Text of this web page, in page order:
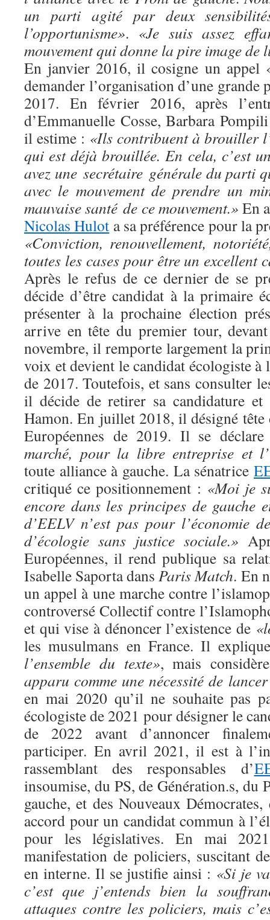
un parti agité par deux
l’opportunisme». «Je suis assez
mouvement qui donne la pire image de
En janvier 2016, il cosigne un appel
demander l’organisation d’une grande
2017. En février 2016, après
d’Emmanuelle Cosse, Barbara
il estime : «Ils contribuent à brouiller
qui est déjà brouillée. En cela, c’est
avez une secrétaire générale du parti
avec le mouvement de prendre un
mauvaise santé de ce mouvement.» En
Nicolas Hulot a sa préférence pour la
«Conviction, renouvellement,
toutes les cases pour être un excellent
Après le refus de ce dernier de se
décide d’être candidat à la primaire
présenter à la prochaine élection
arrive en tête du premier tour,
novembre, il remporte largement la
voix et devient le candidat écologiste à
de 2017. Toutefois, et sans consulter
il décide de retirer sa candidature
Hamon. En juillet 2018, il désigné
Européennes de 2019. Il se
marché, pour la libre entreprise et
toute alliance à gauche. La sénatrice
critiqué ce positionnement : «Moi je
encore dans les principes de gauche
d’EELV n’est pas pour l’économie
d’écologie sans justice sociale.»
Européennes, il rend publique sa
Isabelle Saporta dansParis Match. En
un appel à une marche contre
controversé Collectif contre
et qui vise à dénoncer l’existence de
les musulmans en France. Il
l’ensemble du texte», mais
apparu comme une nécessité de
en mai 2020qu’il ne souhaite pas
écologiste de 2021 pour désigner le
de 2022 avant d’annoncer
participer. En avril 2021, il est à
rassemblant des responsables d’
insoumise, du PS, de Génération.s, du
gauche, et des Nouveaux
accord pour un candidat commun à
pour les législatives. En mai
manifestation de policiers, suscitant
en interne. Il se justifie ainsi : «Si je
c’est que j’entends bien la
attaques contre les policiers, mais